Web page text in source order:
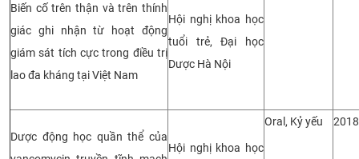
Biến cố trên thận và trên thính
giác ghi nhận từ hoạt động
giám sát tích cực trong điều trị
lao đa kháng tại Việt Nam
Hội nghị khoa học
tuổi trẻ, Đại học
Dược Hà Nội
Dược động học quần thể của
Hội nghị khoa học
Oral, Kỷ yếu 2018